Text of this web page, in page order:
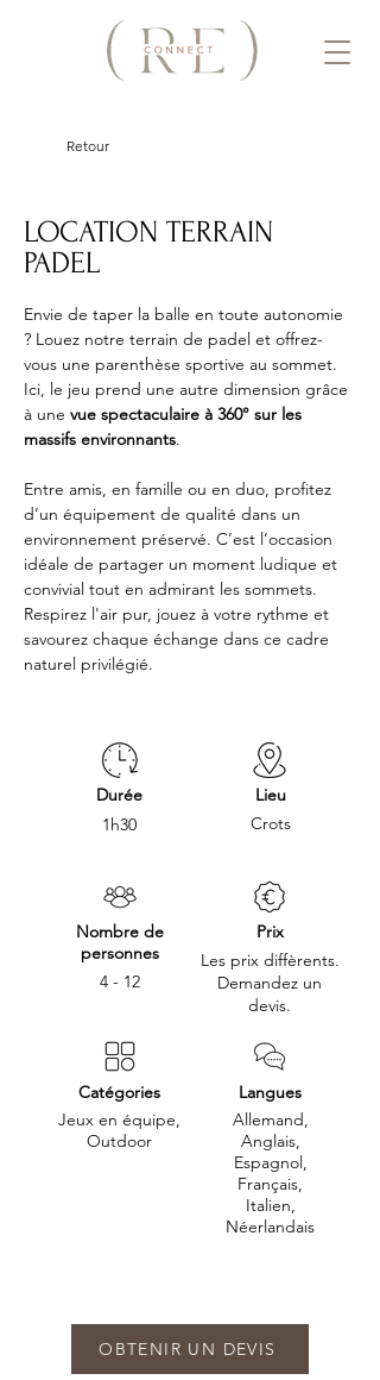
Retour
LOCATION TERRAIN
PADEL
Envie de taper la balle en toute autonomie
? Louez notre terrain de padel et offrez-
vous une parenthèse sportive au sommet.
Ici, le jeu prend une autre dimension grâce
à une vue spectaculaire à 360° sur les
massifs environnants.
Entre amis, en famille ou en duo, profitez
d’un équipement de qualité dans un
environnement préservé. C’est l’occasion
idéale de partager un moment ludique et
convivial tout en admirant les sommets.
Respirez l'air pur, jouez à votre rythme et
savourez chaque échange dans ce cadre
naturel privilégié.
Durée
1h30
Nombre de
personnes
4 - 12
Catégories
Jeux en équipe,
Outdoor
Lieu
Crots
Prix
Les prix diffèrents.
Demandez un
devis.
Langues
Allemand,
Anglais,
Espagnol,
Français,
Italien,
Néerlandais
OBTENIR UN DEVIS